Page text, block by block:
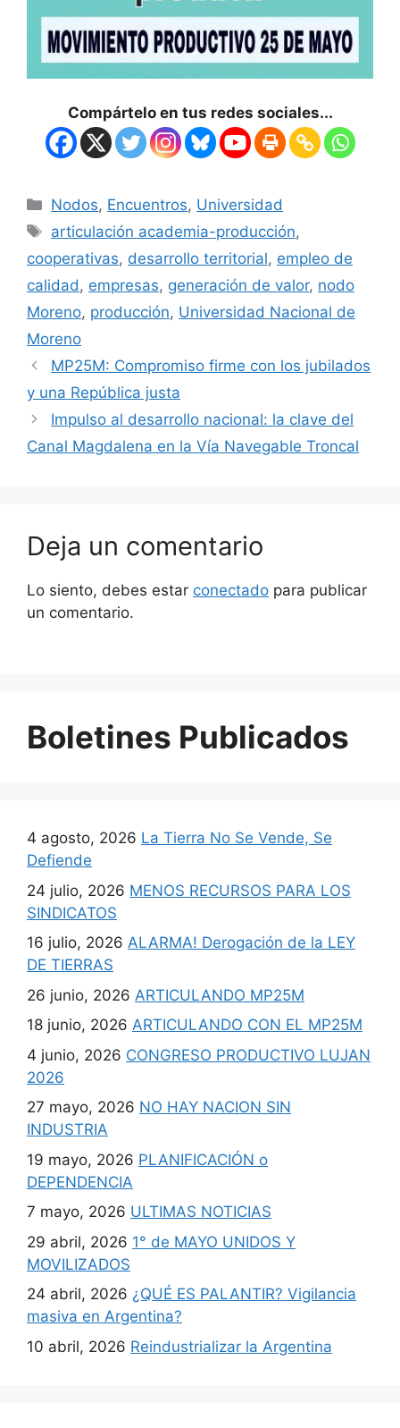
Compártelo en tus redes sociales...
Nodos, Encuentros, Universidad
articulación academia-producción,
cooperativas, desarrollo territorial, empleo de
calidad , empresas, generación de valor, nodo
Moreno, producción, Universidad Nacional de
Moreno
MP25M: Compromiso firme con los jubilados
y una República justa
Impulso al desarrollo nacional: la clave del
Canal Magdalena en la Vía Navegable Troncal
Deja un comentario
Lo siento, debes estar conectado para publicar
un comentario.
Boletines Publicados
4 agosto, 2026 La Tierra No Se Vende, Se
Defiende
24 julio, 2026 MENOS RECURSOS PARA LOS
SINDICATOS
16 julio, 2026 ALARMA! Derogación de la LEY
DE TIERRAS
26 junio, 2026 ARTICULANDO MP25M
18 junio, 2026 ARTICULANDO CON EL MP25M
4 junio, 2026 CONGRESO PRODUCTIVO LUJAN
2026
27 mayo, 2026 NO HAY NACION SIN
INDUSTRIA
19 mayo, 2026 PLANIFICACIÓN o
DEPENDENCIA
7 mayo, 2026 ULTIMAS NOTICIAS
29 abril, 2026 1° de MAYO UNIDOS Y
MOVILIZADOS
24 abril, 2026 ¿QUÉ ES PALANTIR? Vigilancia
masiva en Argentina?
10 abril, 2026 Reindustrializar la Argentina